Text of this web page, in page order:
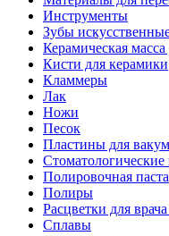
Инструменты
Зубы
Керамическая
Кисти для керамики
Кламмеры
Лак
Ножи
Песок
Пластины для
Стоматологические
Полировочная паста
Полиры
Расцветки для
Сплавы